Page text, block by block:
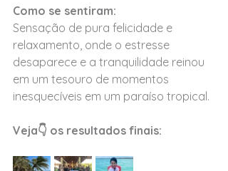
Como se sentiram:
Sensação de pura felicidade e
relaxamento, onde o estresse
desaparece e a tranquilidade reinou
em um tesouro de momentos
inesquecíveis em um paraíso tropical.
Veja👇 os resultados finais: